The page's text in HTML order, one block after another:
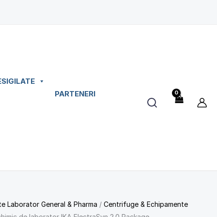
PARTENERI
Laborator General & Pharma /Centrifuge & Echipamente